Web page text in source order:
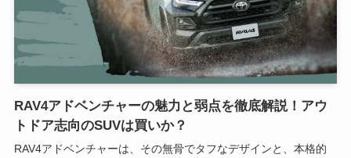
RAV4アドベンチャーの魅力と弱点を徹底解説！アウ
トドア志向のSUVは買いか？
RAV4アドベンチャーは、その無骨でタフなデザインと、本格的